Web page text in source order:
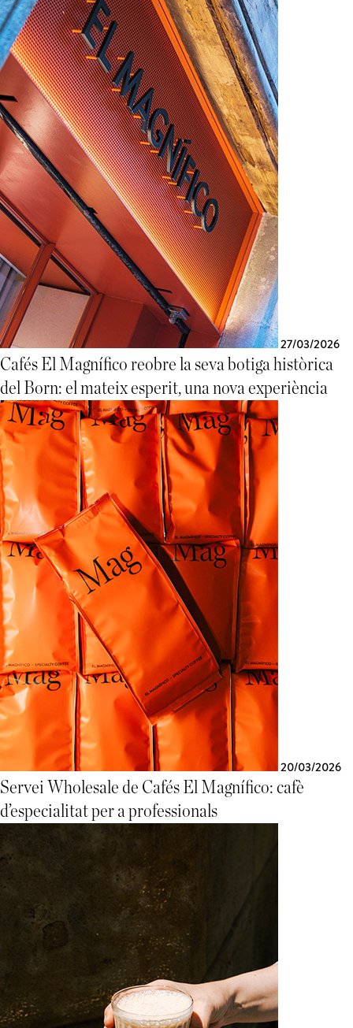
27/03/2026
Cafés El Magnífico reobre la seva botiga històrica
del Born: el mateix esperit, una nova experiència
20/03/2026
Servei Wholesale de Cafés El Magnífico: cafè
d’especialitat per a professionals